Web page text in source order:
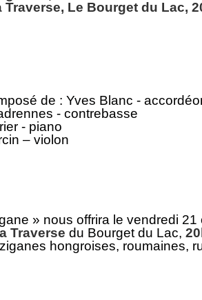
Le Bourget du Lac,
de : Yves Blanc -
- contrebasse
- piano
– violon
» nous offrira le vendredi 21
Traverse du Bourget du Lac,
hongroises, roumaines,